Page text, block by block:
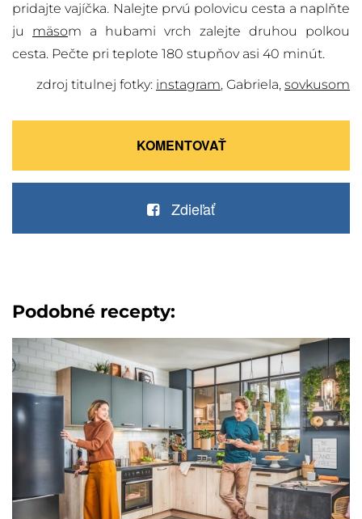
pridajte vajíčka. Nalejte prvú polovicu cesta a naplňte
ju mäsom a hubami vrch zalejte druhou polkou
cesta. Pečte pri teplote 180 stupňov asi 40 minút.
zdroj titulnej fotky: instagram, Gabriela, sovkusom
KOMENTOVAŤ
Zdieľať
Podobné recepty: